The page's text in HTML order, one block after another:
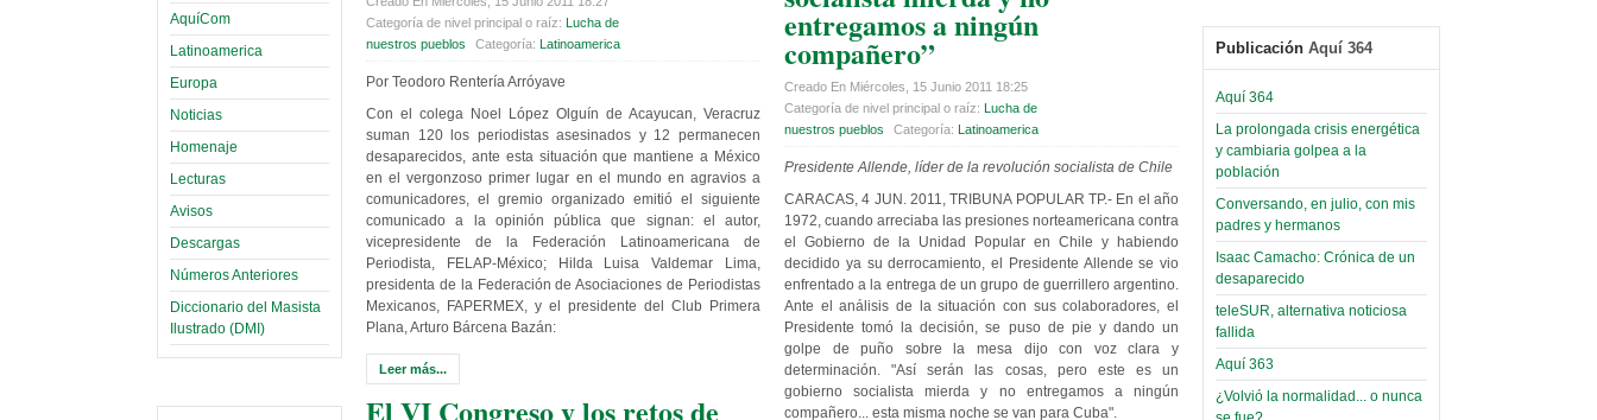
AquíCom
Latinoamerica
Europa
Noticias
Homenaje
Lecturas
Avisos
Descargas
Números Anteriores
Diccionario del Masista
Ilustrado (DMI)
Categoría de nivel principal o raíz: Lucha de
nuestros pueblos
Categoría: Latinoamerica
Por Teodoro Rentería Arróyave
Con el colega Noel López Olguín de Acayucan, Veracruz
suman 120 los periodistas asesinados y 12 permanecen
desaparecidos, ante esta situación que mantiene a México
en el vergonzoso primer lugar en el mundo en agravios a
comunicadores, el gremio organizado emitió el siguiente
comunicado a la opinión pública que signan: el autor,
vicepresidente de la Federación Latinoamericana de
Periodista, FELAP-México; Hilda Luisa Valdemar Lima,
presidenta de la Federación de Asociaciones de Periodistas
Mexicanos, FAPERMEX, y el presidente del Club Primera
Plana, Arturo Bárcena Bazán:
Leer más...
El VI Congreso y los retos de
entregamos a ningún
compañero”
Creado En Miércoles, 15 Junio 2011 18:25
Categoría de nivel principal o raíz: Lucha de
nuestros pueblos
Categoría: Latinoamerica
Presidente Allende, líder de la revolución socialista de Chile
CARACAS, 4 JUN. 2011, TRIBUNA POPULAR TP.- En el año
1972, cuando arreciaba las presiones norteamericana contra
el Gobierno de la Unidad Popular en Chile y habiendo
decidido ya su derrocamiento, el Presidente Allende se vio
enfrentado a la entrega de un grupo de guerrillero argentino.
Ante el análisis de la situación con sus colaboradores, el
Presidente tomó la decisión, se puso de pie y dando un
golpe de puño sobre la mesa dijo con voz clara y
determinación. "Así serán las cosas, pero este es un
gobierno socialista mierda y no entregamos a ningún
compañero... esta misma noche se van para Cuba".
certificados por apoyo al
Séptimo Encuentro de
Sábado, 14 Octubre 2023
Leer Más...
Trabajo Social de la UMSA
volverá a las urnas para elegir a
su directora
Sábado, 14 Octubre 2023
Leer Más...
Candidatos del MAS se
presentarán en la UMSA
Jueves, 14 Septiembre 2023
Leer Más...
Carrera de Geografía realiza
y esconder la
mano
El Infamatorio
Jueves, 10 Diciembre 2020
Read more...
Infierno Covid
parte VI:
Gabinete de
Áñez se atribuye
construcción de
hospitales
prefabricados en
la que no tuvo
participación;
Publicación Aquí 364
Aquí 364
La prolongada crisis energética
y cambiaria golpea a la
población
Conversando, en julio, con mis
padres y hermanos
Isaac Camacho: Crónica de un
desaparecido
teleSUR, alternativa noticiosa
fallida
Aquí 363
¿Volvió la normalidad... o nunca